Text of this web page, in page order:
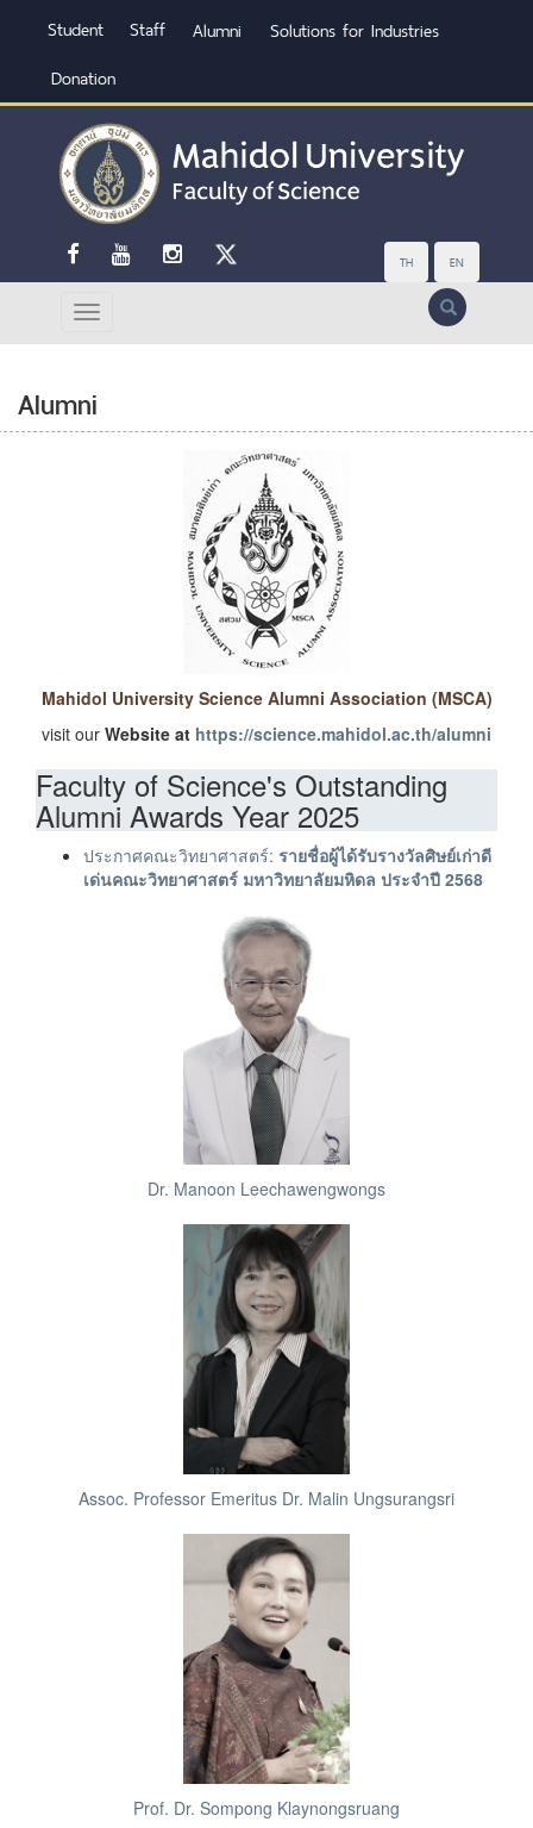
Student Staff Alumni
Solutions for Industries
Donation
TH EN
Search
Alumni
Mahidol University Science Alumni Association (MSCA)
visit our Website at https://science.mahidol.ac.th/alumni
Faculty of Science's Outstanding
Alumni Awards Year 2025
ประกาศคณะวิทยาศาสตร์: รายชื่อผู้ได้รับรางวัลศิษย์เก่าดี
เด่นคณะวิทยาศาสตร์ มหาวิทยาลัยมหิดล ประจำปี 2568
Dr. Manoon Leechawengwongs
Assoc. Professor Emeritus Dr. Malin Ungsurangsri
Prof. Dr. Sompong Klaynongsruang